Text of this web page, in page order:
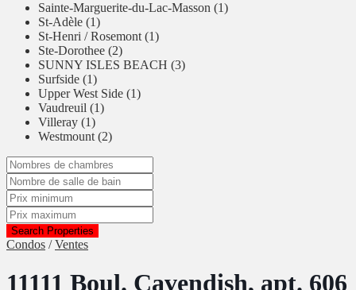
Sainte-Marguerite-du-Lac-Masson (1)
St-Adèle (1)
St-Henri / Rosemont (1)
Ste-Dorothee (2)
SUNNY ISLES BEACH (3)
Surfside (1)
Upper West Side (1)
Vaudreuil (1)
Villeray (1)
Westmount (2)
Search Properties
Condos /Ventes
11111 Boul. Cavendish, apt. 606